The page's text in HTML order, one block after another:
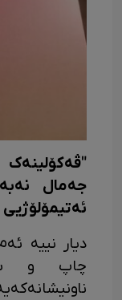
"ڤەکۆلینەک
ئەتیمۆلۆژیی
دیار نییە
چاپ و